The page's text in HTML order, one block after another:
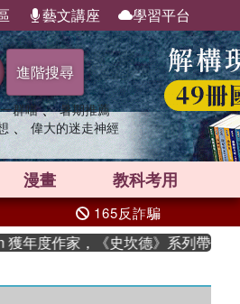
藝文講座 學習平台
進階搜尋
群喵 、 暑期推薦
、 偉大的迷走神經
漫畫 教科考用
165反詐騙
，《史坎德》系列帶你踏上熱血奇